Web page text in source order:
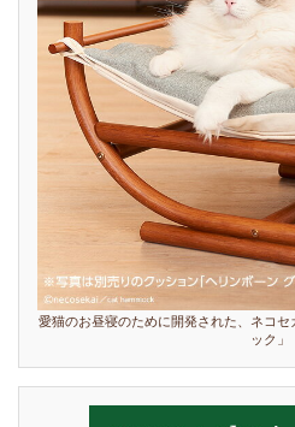
愛猫のお昼寝のために開発された、ネコ
ック」